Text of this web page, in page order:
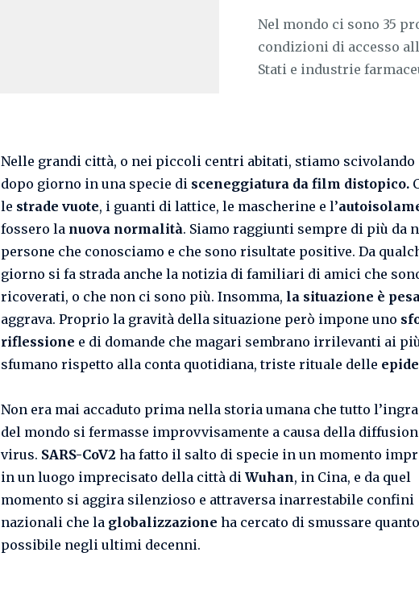
Nel mondo ci sono 35
condizioni di accesso
Stati e industrie
Nelle grandi città, o nei piccoli centri abitati, stiamo
dopo giorno in una specie di sceneggiatura da film distopico.
le strade vuote, i guanti di lattice, le mascherine e l’
fossero la nuova normalità. Siamo raggiunti sempre di più da
persone che conosciamo e che sono risultate positive. Da
giorno si fa strada anche la notizia di familiari di amici che
ricoverati, o che non ci sono più. Insomma, la situazione è
aggrava. Proprio la gravità della situazione però impone uno
riflessione e di domande che magari sembrano irrilevanti ai
sfumano rispetto alla conta quotidiana, triste rituale delle
Non era mai accaduto prima nella storia umana che tutto
del mondo si fermasse improvvisamente a causa della
virus. SARS-CoV2 ha fatto il salto di specie in un momento
in un luogo imprecisato della città di Wuhan, in Cina, e da quel
momento si aggira silenzioso e attraversa inarrestabile confini
nazionali che la globalizzazione ha cercato di smussare
possibile negli ultimi decenni.